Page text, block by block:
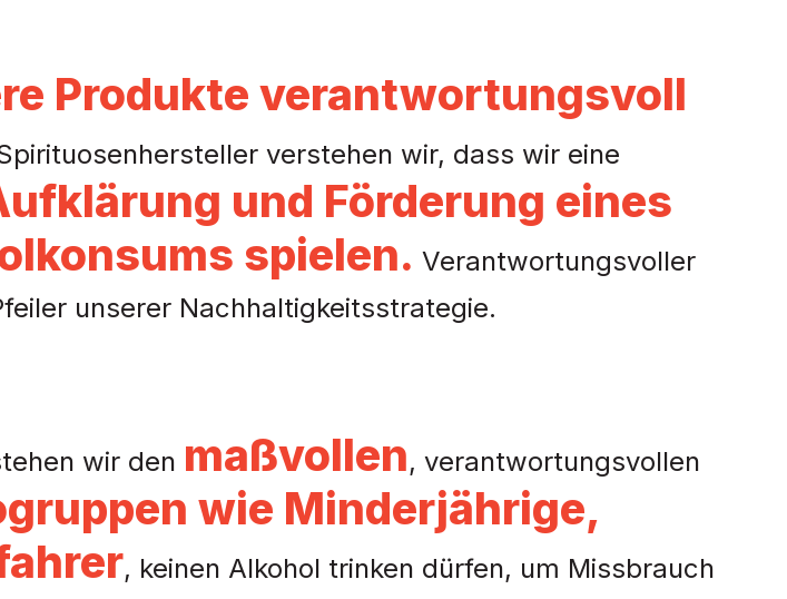
Produkte verantwortungsvoll
verstehen wir, dass wir eine
und Förderung eines
spielen. Verantwortungsvoller
unserer Nachhaltigkeitsstrategie.
wir den maßvollen, verantwortungsvollen
wie Minderjährige,
, keinen Alkohol trinken dürfen, um Missbrauch